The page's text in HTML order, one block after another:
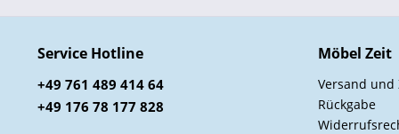
Service Hotline
+49 761 489 414 64
+49 176 78 177 828
Möbel Zeit
Versand und
Rückgabe